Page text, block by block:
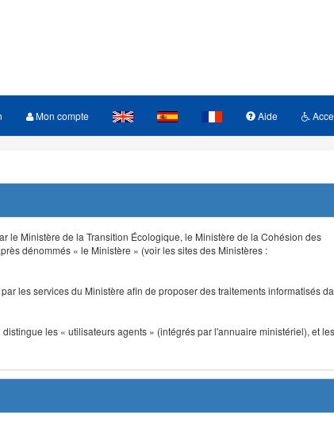
Mon compte Aide
le Ministère de la Transition Écologique, le Ministère de la Cohésion des
dénommés « le Ministère » (voir les sites des Ministères :
les services du Ministère afin de proposer des traitements informatisés
les « utilisateurs agents » (intégrés par l'annuaire ministériel), et les